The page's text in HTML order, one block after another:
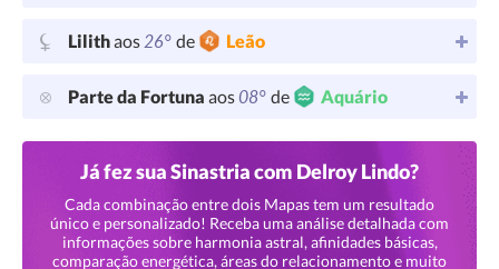
Lilithaos26° de Leão
Parte da Fortuna aos08° de Aquário
Já fez sua Sinastria com Delroy Lindo?
Cada combinação entre dois Mapas tem um resultado
único e personalizado! Receba uma análise detalhada com
informações sobre harmonia astral, afinidades básicas,
comparação energética, áreas do relacionamento e muito